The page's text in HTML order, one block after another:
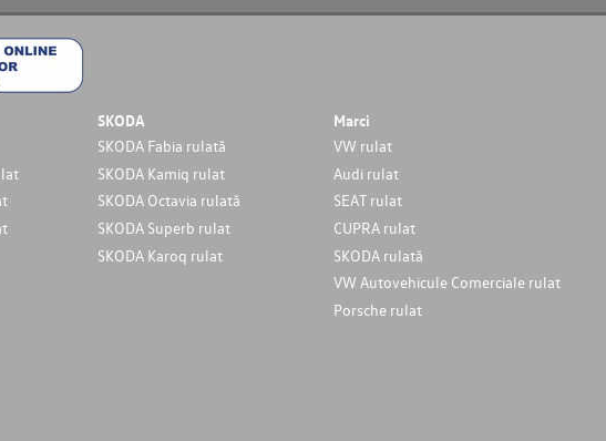
SKODA
SKODA Fabia rulată
SKODA Kamiq rulat
SKODA Octavia rulată
SKODA Superb rulat
SKODA Karoq rulat
Marci
VW rulat
Audi rulat
SEAT rulat
CUPRA rulat
SKODA rulată
VW Autovehicule Comerciale rulat
Porsche rulat